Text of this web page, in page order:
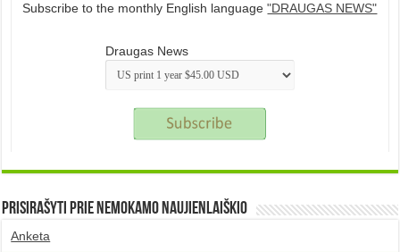
Subscribe to the monthly English language"DRAUGAS NEWS"
Draugas News
Prisirašyti prie nemokamo naujienlaiškio
Anketa